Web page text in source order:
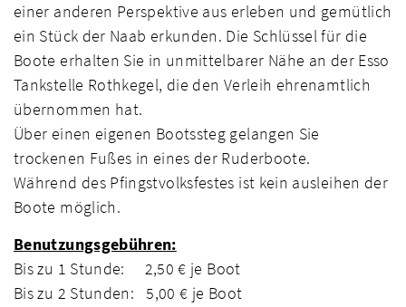
einer anderen Perspektive aus erleben und gemütlich
ein Stück der Naab erkunden. Die Schlüssel für die
Boote erhalten Sie in unmittelbarer Nähe an der Esso
Tankstelle Rothkegel, die den Verleih ehrenamtlich
übernommen hat.
Über einen eigenen Bootssteg gelangen Sie
trockenen Fußes in eines der Ruderboote.
Während des Pfingstvolksfestes ist kein ausleihen der
Boote möglich.
Benutzungsgebühren:
Bis zu 1 Stunde: 2,50 € je Boot
Bis zu 2 Stunden: 5,00 € je Boot